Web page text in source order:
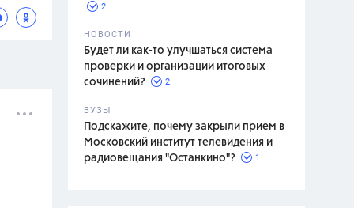
2
НОВОСТИ
Будет ли как-то улучшаться система
проверки и организации итоговых
сочинений?
2
ВУЗЫ
Подскажите, почему закрыли прием в
Московский институт телевидения и
радиовещания "Останкино"?
1